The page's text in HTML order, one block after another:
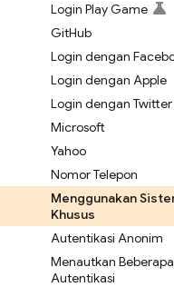
Login Play Game
GitHub
Login dengan
Login dengan Apple
Login dengan Twitter
Microsoft
Yahoo
Nomor Telepon
Menggunakan
Khusus
Autentikasi Anonim
Menautkan
Autentikasi